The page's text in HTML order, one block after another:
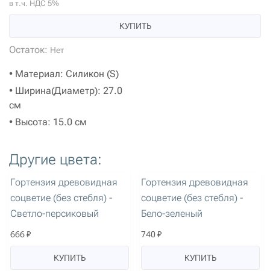
в т.ч. НДС 5%
КУПИТЬ
Остаток: Нет
• Материал: Силикон (S)
• Ширина(Диаметр): 27.0
см
• Высота: 15.0 см
Другие цвета:
артикул: 1473
Гортензия древовидная
соцветие (без стебля) -
Светло-персиковый
666 ₽
КУПИТЬ
Гортензия древовидная
соцветие (без стебля) -
Бело-зеленый
740 ₽
КУПИТЬ